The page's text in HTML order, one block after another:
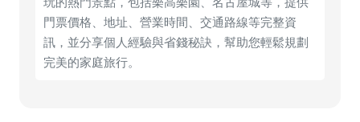
門票價格、地址、營業時間、交通路線等完整資
訊，並分享個人經驗與省錢秘訣，幫助您輕鬆規劃
完美的家庭旅行。